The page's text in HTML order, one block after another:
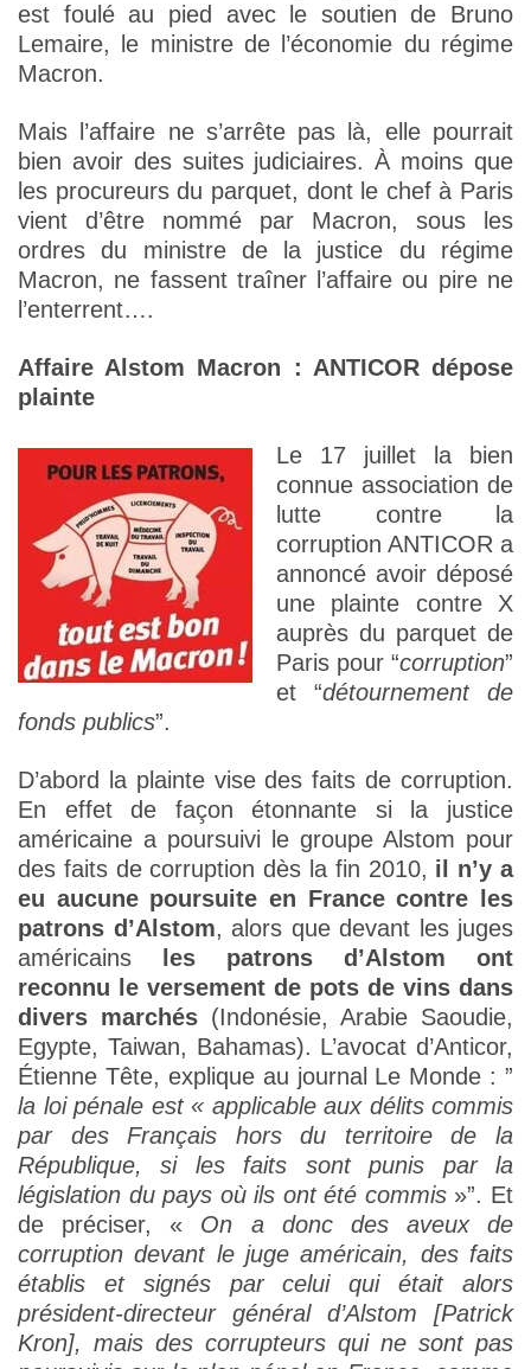
est foulé au pied avec le soutien de Bruno
Lemaire, le ministre de l’économie du régime
Macron.
Mais l’affaire ne s’arrête pas là, elle pourrait
bien avoir des suites judiciaires. À moins que
les procureurs du parquet, dont le chef à Paris
vient d’être nommé par Macron, sous les
ordres du ministre de la justice du régime
Macron, ne fassent traîner l’affaire ou pire ne
l’enterrent….
Affaire Alstom Macron : ANTICOR dépose
plainte
Le 17 juillet la bien
connue association de
lutte contre la
corruption ANTICOR a
annoncé avoir déposé
une plainte contre X
auprès du parquet de
Paris pour “corruption”
et “détournement de
fonds publics”.
D’abord la plainte vise des faits de corruption.
En effet de façon étonnante si la justice
américaine a poursuivi le groupe Alstom pour
des faits de corruption dès la fin 2010, il n’y a
eu aucune poursuite en France contre les
patrons d’Alstom, alors que devant les juges
américains
les patrons d’Alstom ont
reconnu le versement de pots de vins dans
divers marchés (Indonésie, Arabie Saoudie,
Egypte, Taiwan, Bahamas). L’avocat d’Anticor,
Étienne Tête, explique au journal Le Monde : ”
la loi pénale est « applicable aux délits commis
par des Français hors du territoire de la
République, si les faits sont punis par la
législation du pays où ils ont été commis»”. Et
de préciser, « On a donc des aveux de
corruption devant le juge américain, des faits
établis et signés par celui qui était alors
président-directeur général d’Alstom [Patrick
Kron], mais des corrupteurs qui ne sont pas